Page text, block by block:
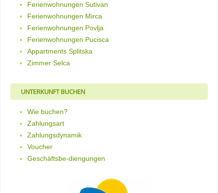
Ferienwohnungen Sutivan
Ferienwohnungen Mirca
Ferienwohnungen Povlja
Ferienwohnungen Pucisca
Appartments Splitska
Zimmer Selca
UNTERKUNFT BUCHEN
Wie buchen?
Zahlungsart
Zahlungsdynamik
Voucher
Geschäftsbe-diengungen